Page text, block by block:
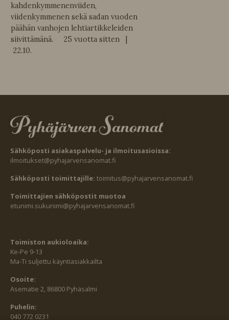
kahdenkymmenenviiden,
viidenkymmenen sekä sadan vuoden
päähän vanhojen lehtiartikkeleiden
siivittämänä. 25 vuotta sitten |
22.10.
Sähköposti asiakaspalvelu- ja ilmoitusasioissa:
ilmoitukset@pyhajarvensanomat.fi
Sähköposti toimittajille: toimitus@pyhajarvensanomat.fi
Toimittajien sähköpostit muotoa
etunimi.sukunimi@pyhajarvensanomat.fi
Toimiston aukioloaika:
Ke-Pe 9-13
Ma-Ti suljettu käyntiasiakkailta
Osoite:
Asematie 2, 86800 Pyhäsalmi
Puhelin:
040 772 0231